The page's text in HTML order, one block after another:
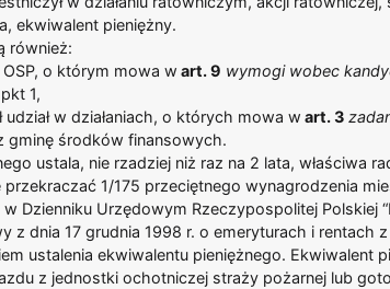
ekwiwalent pieniężny.
również:
o którym mowa w art. 9 wymogi wobec
1,
w działaniach, o których mowa w art. 3
gminę środków finansowych.
ustala, nie rzadziej niż raz na 2 lata, właściwa
1/175 przeciętnego wynagrodzenia
Dzienniku Urzędowym Rzeczypospolitej Polskiej
z dnia 17 grudnia 1998 r. o emeryturach i rentach
ustalenia ekwiwalentu pieniężnego. Ekwiwalent
z jednostki ochotniczej straży pożarnej lub